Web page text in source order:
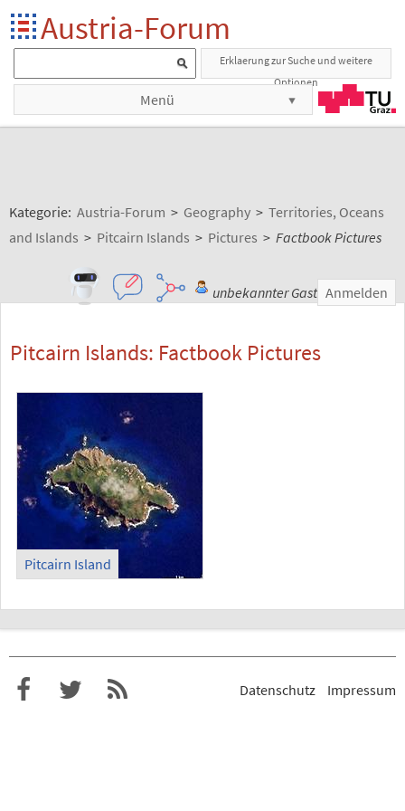
Austria-Forum
Erklaerung zur Suche und weitere
Optionen
Menü
Kategorie: Austria-Forum > Geography > Territories, Oceans
and Islands > Pitcairn Islands > Pictures > Factbook Pictures
unbekannter Gast Anmelden
Pitcairn Islands: Factbook Pictures
Pitcairn Island
Datenschutz Impressum